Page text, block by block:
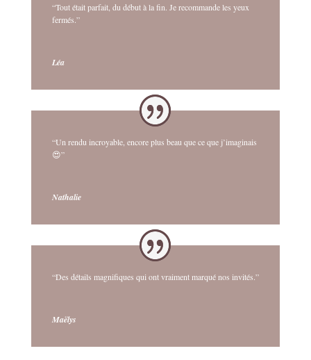
“Tout était parfait, du début à la fin. Je recommande les yeux
fermés.”
Léa
“Un rendu incroyable, encore plus beau que ce que j’imaginais
😍”
Nathalie
“Des détails magnifiques qui ont vraiment marqué nos invités.”
Maëlys